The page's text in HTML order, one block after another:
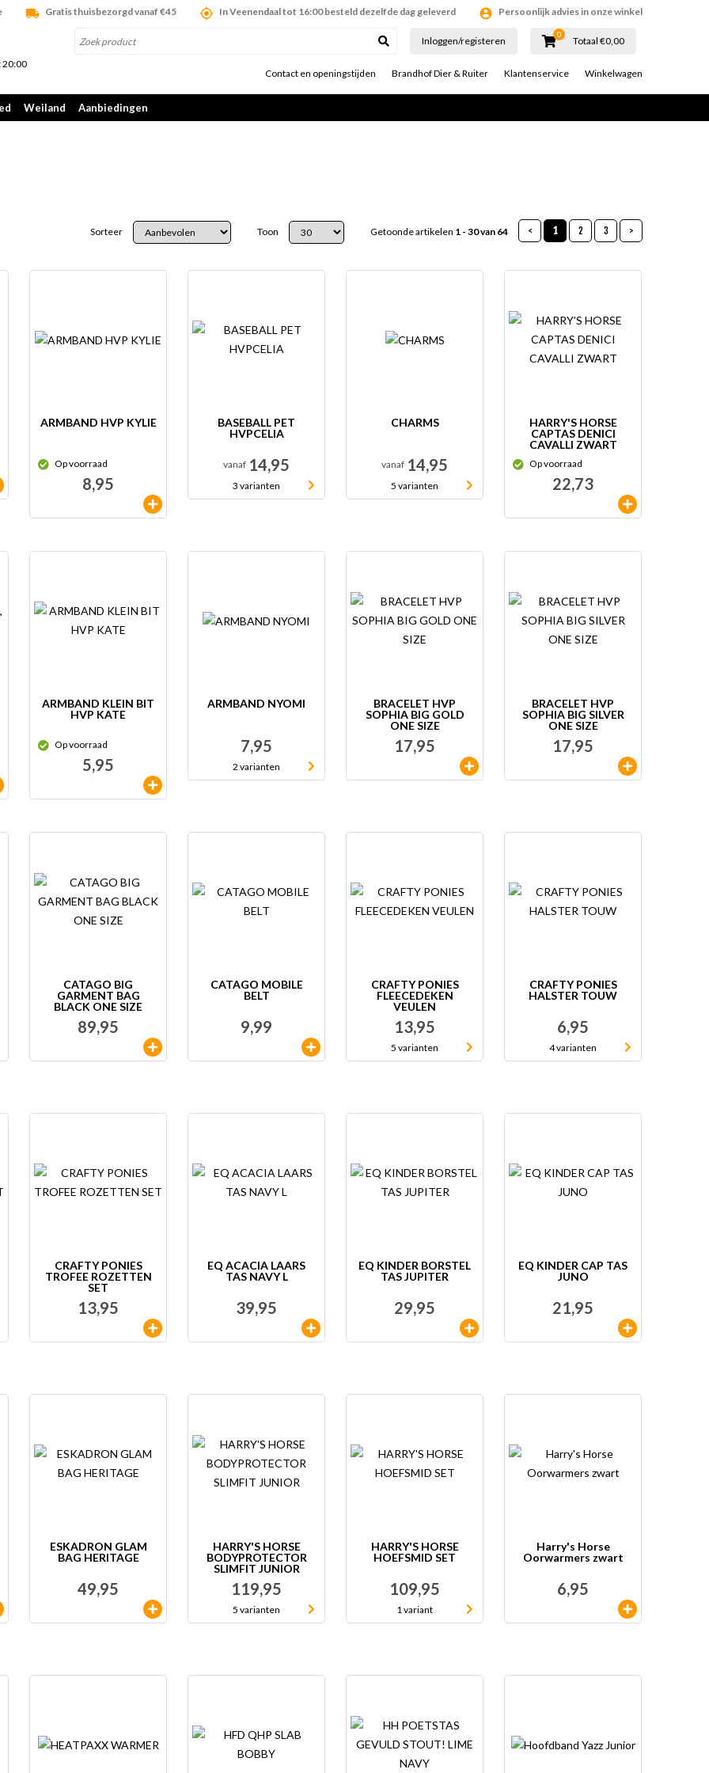
Gratis thuisbezorgd vanaf €45 In Veenendaal tot 16:00 besteld dezelfde dag geleverd Persoonlijk advies in onze winkel
20:00
Inloggen/registeren
0
Totaal €0,00
Contact en openingstijden Brandhof Dier & Ruiter Klantenservice Winkelwagen
Weiland Aanbiedingen
Sorteer Toon Getoonde artikelen 1 - 30 van 64 < 1 2 3 >
ARMBAND HVP KYLIE
Op voorraad
8,95
BASEBALL PET
HVPCELIA
vanaf 14,95
3 varianten
CHARMS
vanaf 14,95
5 varianten
HARRY'S HORSE
CAPTAS DENICI
CAVALLI ZWART
Op voorraad
22,73
ARMBAND KLEIN BIT
HVP KATE
Op voorraad
5,95
ARMBAND NYOMI
7,95
2 varianten
BRACELET HVP
SOPHIA BIG GOLD
ONE SIZE
17,95
BRACELET HVP
SOPHIA BIG SILVER
ONE SIZE
17,95
CATAGO BIG
GARMENT BAG
BLACK ONE SIZE
89,95
CATAGO MOBILE
BELT
9,99
CRAFTY PONIES
FLEECEDEKEN
VEULEN
13,95
5 varianten
CRAFTY PONIES
HALSTER TOUW
6,95
4 varianten
CRAFTY PONIES
TROFEE ROZETTEN
SET
13,95
EQ ACACIA LAARS
TAS NAVY L
39,95
EQ KINDER BORSTEL
TAS JUPITER
29,95
EQ KINDER CAP TAS
JUNO
21,95
ESKADRON GLAM
BAG HERITAGE
49,95
HARRY'S HORSE
BODYPROTECTOR
SLIMFIT JUNIOR
119,95
5 varianten
HARRY'S HORSE
HOEFSMID SET
109,95
1 variant
Harry's Horse
Oorwarmers zwart
6,95